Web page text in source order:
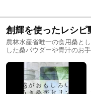
創輝を使ったレシピ
農林水産省唯一の食用桑と
した桑パウダーや青汁のお